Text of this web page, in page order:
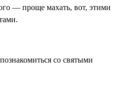
— проще махать, вот, этими
со святыми